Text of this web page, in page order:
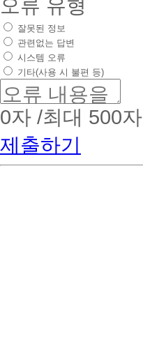
오류 유형
잘못된 정보
관련없는 답변
시스템 오류
기타(사용 시 불편 등)
0자 /최대 500자
제출하기